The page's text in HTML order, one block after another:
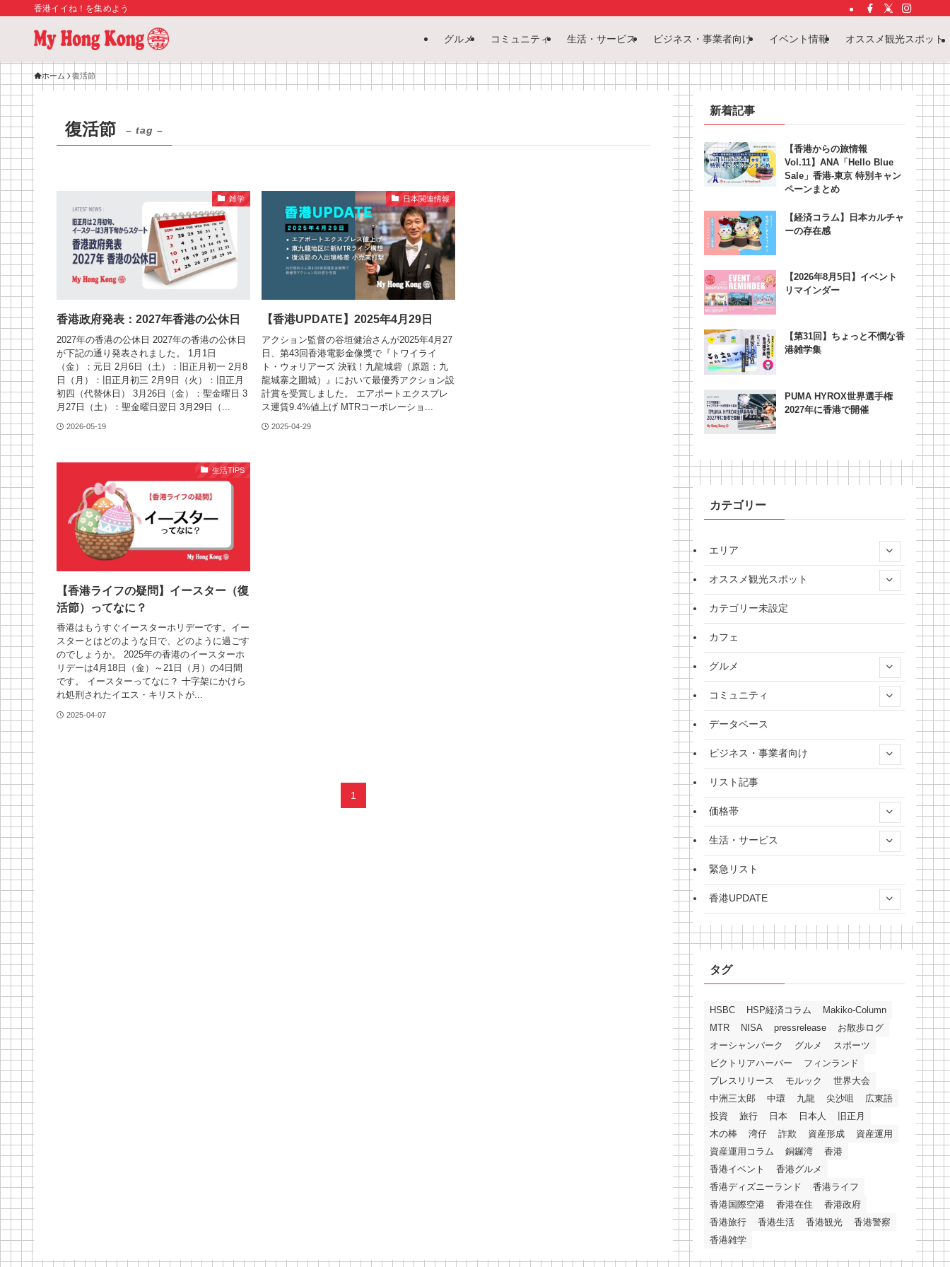
香港イイね！を集めよう
グルメ コミュニティ 生活・サービス ビジネス・事業者向け イベント情報 オススメ観光スポット
ホーム 復活節
復活節 – tag –
雑学
香港政府発表：2027年香港の公休日
2027年の香港の公休日 2027年の香港の公休日
が下記の通り発表されました。 1月1日
（金）：元日 2月6日（土）：旧正月初一 2月8
日（月）：旧正月初三 2月9日（火）：旧正月
初四（代替休日） 3月26日（金）：聖金曜日 3
月27日（土）：聖金曜日翌日 3月29日（...
2026-05-19
日本関連情報
【香港UPDATE】2025年4月29日
アクション監督の谷垣健治さんが2025年4月27
日、第43回香港電影金像獎で『トワイライ
ト・ウォリアーズ 決戦！九龍城砦（原題：九
龍城寨之圍城）』において最優秀アクション設
計賞を受賞しました。 エアポートエクスプレ
ス運賃9.4%値上げ MTRコーポレーショ...
2025-04-29
生活TIPS
【香港ライフの疑問】イースター（復
活節）ってなに？
香港はもうすぐイースターホリデーです。イー
スターとはどのような日で、どのように過ごす
のでしょうか。 2025年の香港のイースターホ
リデーは4月18日（金）～21日（月）の4日間
です。 イースターってなに？ 十字架にかけら
れ処刑されたイエス・キリストが...
2025-04-07
1
新着記事
【香港からの旅情報
Vol.11】ANA「Hello Blue
Sale」香港‐東京 特別キャン
ペーンまとめ
【経済コラム】日本カルチャ
ーの存在感
【2026年8月5日】イベント
リマインダー
【第31回】ちょっと不憫な香
港雑学集
PUMA HYROX世界選手権
2027年に香港で開催
カテゴリー
エリア
オススメ観光スポット
カテゴリー未設定
カフェ
グルメ
コミュニティ
データベース
ビジネス・事業者向け
リスト記事
価格帯
生活・サービス
緊急リスト
香港UPDATE
タグ
HSBC HSP経済コラム
Makiko-Column
MTR
NISA pressrelease
お散歩ログ
オーシャンパーク
グルメ
スポーツ
ビクトリアハーバー
フィンランド
プレスリリース
モルック
世界大会
中洲三太郎
中環 九龍 尖沙咀
広東語
投資
旅行 日本 日本人
旧正月
木の棒
湾仔 詐欺 資産形成
資産運用
資産運用コラム
銅鑼湾
香港
香港イベント
香港グルメ
香港ディズニーランド
香港ライフ
香港国際空港
香港在住
香港政府
香港旅行
香港生活 香港観光
香港警察
香港雑学